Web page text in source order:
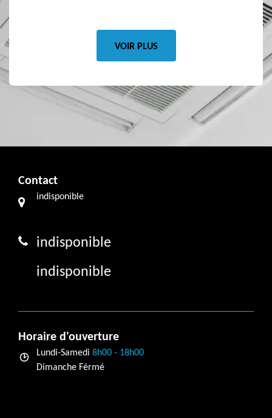
VOIR PLUS
Contact
indisponible
indisponible
indisponible
Horaire d'ouverture
Lundi-Samedi 8h00 - 18h00
Dimanche Férmé